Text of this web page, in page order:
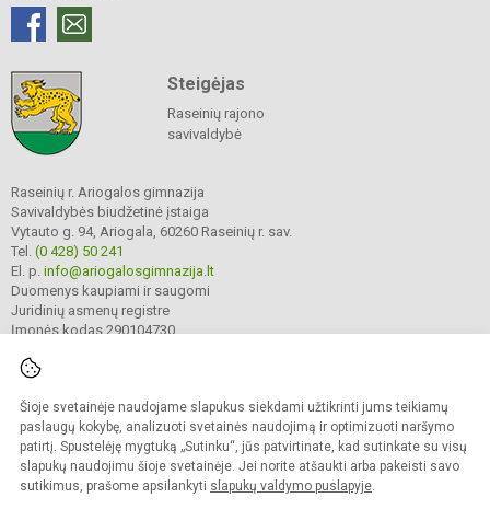
Šioje svetainėje naudojame slapukus siekdami užtikrinti jums teikiamų
paslaugų kokybę, analizuoti svetainės naudojimą ir optimizuoti naršymo
patirtį. Spustelėję mygtuką „Sutinku“, jūs patvirtinate, kad sutinkate su visų
slapukų naudojimu šioje svetainėje. Jei norite atšaukti arba pakeisti savo
sutikimus, prašome apsilankyti slapukų valdymo puslapyje.
Steigėjas
Raseinių rajono
savivaldybė
Raseinių r. Ariogalos gimnazija
Savivaldybės biudžetinė įstaiga
Vytauto g. 94, Ariogala, 60260 Raseinių r. sav.
Tel. (0 428) 50 241
El. p. info@ariogalosgimnazija.lt
Duomenys kaupiami ir saugomi
Juridinių asmenų registre
Įmonės kodas 290104730
© 2022. Raseinių r. Ariogalos gimnazija. Visos teisės saugomos.
Kopijuoti turinį be raštiško gimnazijos sutikimo griežtai draudžiama.
Prieinamumo paraiška Slapukų valdymas
Sumanus būdas atnaujinti